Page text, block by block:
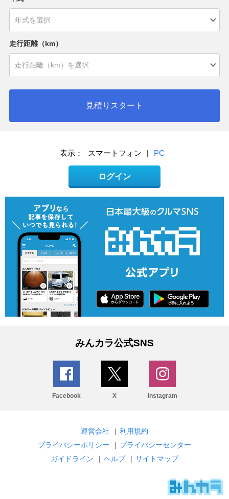
走行距離（km）
見積りスタート
表示： スマートフォン | PC
ログイン
みんカラ公式SNS
Facebook X Instagram
運営会社 | 利用規約
プライバシーポリシー
| プライバシーセンター
ガイドライン
| ヘルプ | サイトマップ